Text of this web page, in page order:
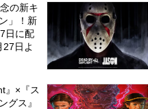
の新キ
」！新
日に配
日よ
』×『ス
グス』